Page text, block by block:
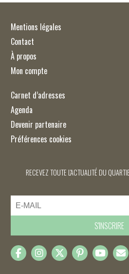
Mentions légales
Contact
À propos
Mon compte
Carnet d’adresses
Agenda
Devenir partenaire
Préférences cookies
RECEVEZ TOUTE L'ACTUALITÉ DU